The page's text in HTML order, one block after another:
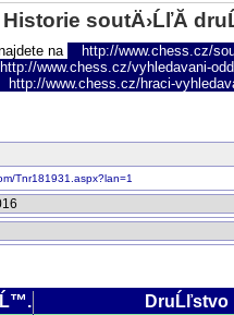
Historie soutÄ›ĹľĂ­
na
http://www.chess.cz/
http://www.chess.cz/vyhledavani-
http://www.chess.cz/hraci-
Tnr181931.aspx?lan=1
DruĹľstvo